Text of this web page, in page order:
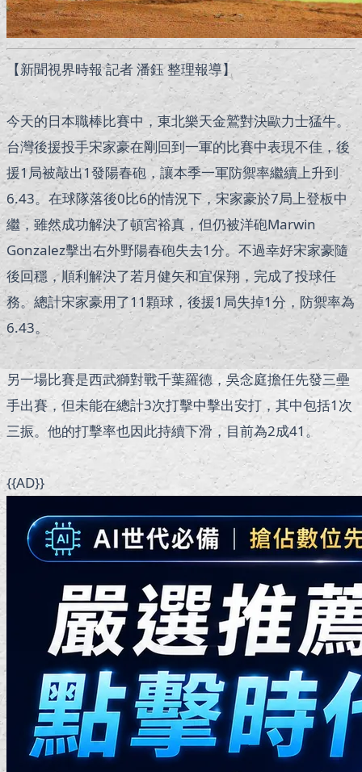
【新聞視界時報 記者 潘鈺 整理報導】
今天的日本職棒比賽中，東北樂天金鷲對決歐力士猛牛。
台灣後援投手宋家豪在剛回到一軍的比賽中表現不佳，後
援1局被敲出1發陽春砲，讓本季一軍防禦率繼續上升到
6.43。在球隊落後0比6的情況下，宋家豪於7局上登板中
繼，雖然成功解決了頓宮裕真，但仍被洋砲Marwin
Gonzalez擊出右外野陽春砲失去1分。不過幸好宋家豪隨
後回穩，順利解決了若月健矢和宜保翔，完成了投球任
務。總計宋家豪用了11顆球，後援1局失掉1分，防禦率為
6.43。
另一場比賽是西武獅對戰千葉羅德，吳念庭擔任先發三壘
手出賽，但未能在總計3次打擊中擊出安打，其中包括1次
三振。他的打擊率也因此持續下滑，目前為2成41。
{{AD}}